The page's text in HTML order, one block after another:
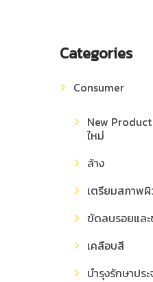
Categories
Consumer
New
ใหม่
ล้าง
เตรียมสภาพผิ
ขัดลบรอยและ
เคลือบสี
บำรุงรักษาประ